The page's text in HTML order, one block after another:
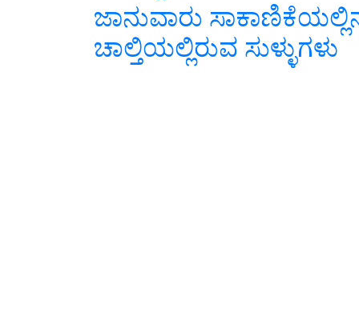
ಜಾನುವಾರು
ಚಾಲ್ತಿಯಲ್ಲಿರುವ ಸುಳ್ಳುಗಳು